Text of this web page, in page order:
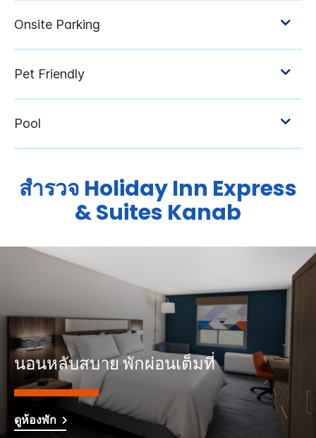
สำรวจ Holiday Inn Express
& Suites Kanab
นอนหลับสบาย พักผ่อนเต็มที่
ดูห้องพัก